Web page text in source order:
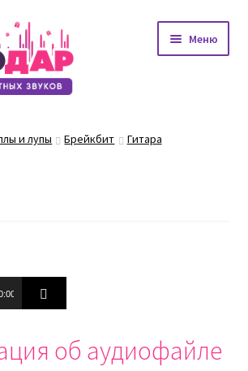
Меню
и лупы Брейкбит Гитара
об аудиофайле